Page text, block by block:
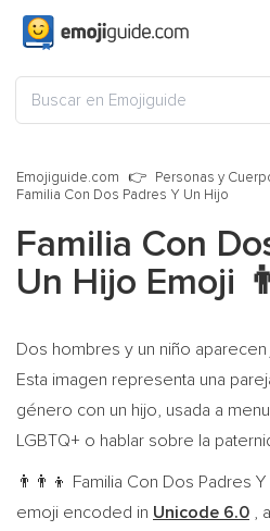
Emojiguide.com Personas y
Familia Con Dos Padres Y Un Hijo
Familia Con
Un Hijo Emoji
Dos hombres y un niño
Esta imagen representa una
género con un hijo, usada a
LGBTQ+ o hablar sobre la
👨‍👨‍👦 Familia Con Dos Padres
emoji encoded in Unicode 6.0 ,